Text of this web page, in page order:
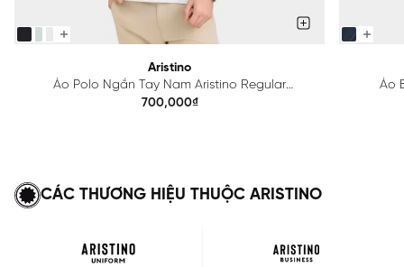
Aristino
Áo Polo Ngắn Tay Nam Aristino Regular
APS615EDP01
700,000₫
Áo
CÁC THƯƠNG HIỆU THUỘC ARISTINO